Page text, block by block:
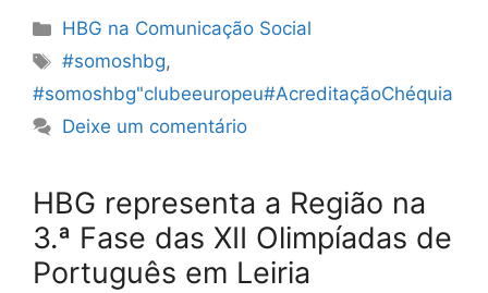
Categorias
HBG na Comunicação Social
Etiquetas
#somoshbg,
#somoshbg"clubeeuropeu#AcreditaçãoChéquia
Deixe um comentário
HBG representa a Região na
3.ª Fase das XII Olimpíadas de
Português em Leiria